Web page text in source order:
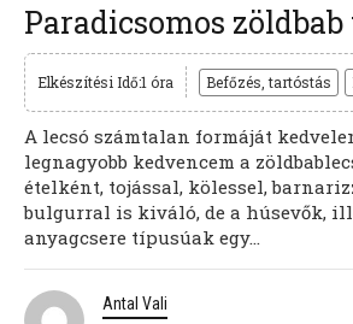
Paradicsomos
Elkészítési Idő:1 óra Befőzés, tartóstás
A lecsó számtalan formáját
legnagyobb kedvencem a
ételként, tojással, kölessel,
bulgurral is kiváló, de a húsevők,
anyagcsere típusúak egy...
Antal Vali